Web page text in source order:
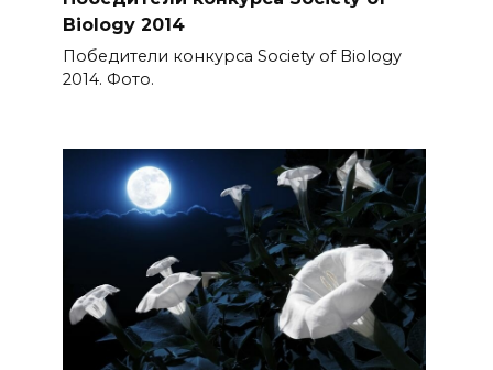
Biology 2014
Победители конкурса Society of Biology
2014. Фото.